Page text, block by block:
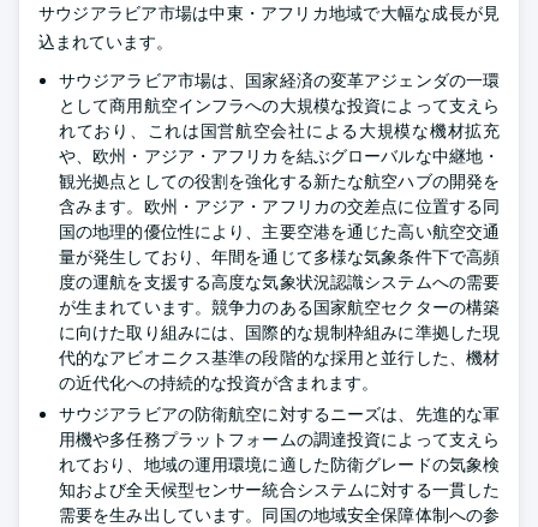
サウジアラビア市場は中東・アフリカ地域で大幅な成長が見
込まれています。
サウジアラビア市場は、国家経済の変革アジェンダの一環
として商用航空インフラへの大規模な投資によって支えら
れており、これは国営航空会社による大規模な機材拡充
や、欧州・アジア・アフリカを結ぶグローバルな中継地・
観光拠点としての役割を強化する新たな航空ハブの開発を
含みます。欧州・アジア・アフリカの交差点に位置する同
国の地理的優位性により、主要空港を通じた高い航空交通
量が発生しており、年間を通じて多様な気象条件下で高頻
度の運航を支援する高度な気象状況認識システムへの需要
が生まれています。競争力のある国家航空セクターの構築
に向けた取り組みには、国際的な規制枠組みに準拠した現
代的なアビオニクス基準の段階的な採用と並行した、機材
の近代化への持続的な投資が含まれます。
サウジアラビアの防衛航空に対するニーズは、先進的な軍
用機や多任務プラットフォームの調達投資によって支えら
れており、地域の運用環境に適した防衛グレードの気象検
知および全天候型センサー統合システムに対する一貫した
需要を生み出しています。同国の地域安全保障体制への参